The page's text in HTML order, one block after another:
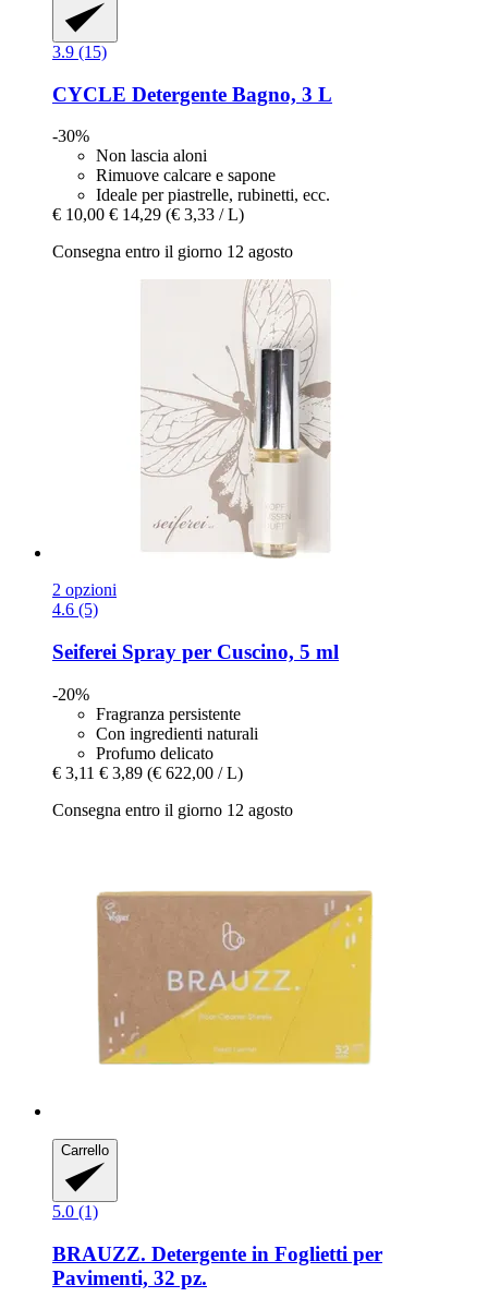
3.9 (15)
CYCLE Detergente Bagno, 3 L
-30%
Non lascia aloni
Rimuove calcare e sapone
Ideale per piastrelle, rubinetti, ecc.
€ 10,00 € 14,29 (€ 3,33 / L)
Consegna entro il giorno 12 agosto
2 opzioni
4.6 (5)
Seiferei Spray per Cuscino, 5 ml
-20%
Fragranza persistente
Con ingredienti naturali
Profumo delicato
€ 3,11 € 3,89 (€ 622,00 / L)
Consegna entro il giorno 12 agosto
Carrello
5.0 (1)
BRAUZZ. Detergente in Foglietti per
Pavimenti, 32 pz.